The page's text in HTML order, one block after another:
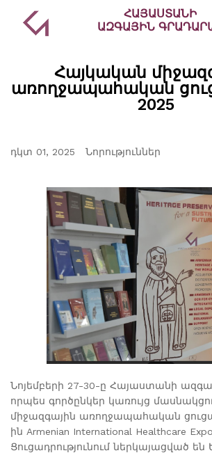
ՀԱՅԱՍՏԱՆԻ
ԱԶԳԱՅԻՆ
Հայկական
առողջապահական
2025
դկտ 01, 2025 Նորություններ
Նոյեմբերի 27-30-ը Հայաստանի
որպես գործընկեր կառույց
միջազգային առողջապահական
ին Armenian International Healthcare
Ցուցադրությունում ներկայացված են